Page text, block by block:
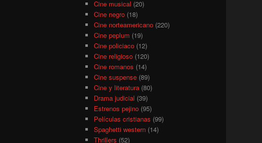
Cine musical (20)
Cine negro(18)
Cine norteamericano(220)
Cine peplum (19)
Cine policiaco(12)
Cine religioso(120)
Cine romanos (14)
Cine suspense(89)
Cine y literatura(80)
Drama judicial (39)
Estrenos pejino(95)
Películas cristianas (99)
Spaghetti western(14)
Thrillers (52)